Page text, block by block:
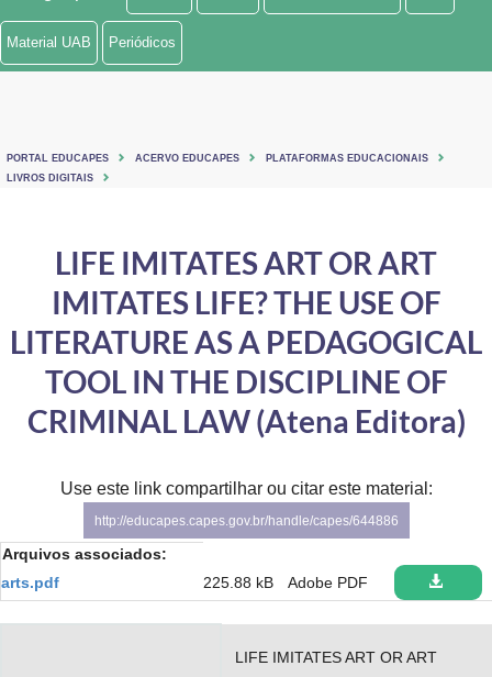
Ministério de Minas e Energia
Ministério do Turismo
Controladoria-Geral da União
Secretaria-Geral
Secretaria de Governo
Advocacia-Geral da União
Banco Central do Brasil
Material UAB Periódicos
PORTAL EDUCAPES ACERVO EDUCAPES
PLATAFORMAS EDUCACIONAIS
LIVROS DIGITAIS
LIFE IMITATES ART OR ART
IMITATES LIFE? THE USE OF
LITERATURE AS A PEDAGOGICAL
TOOL IN THE DISCIPLINE OF
CRIMINAL LAW (Atena Editora)
Use este link compartilhar ou citar este material:
http://educapes.capes.gov.br/handle/capes/644886
Arquivos associados:
arts.pdf
225.88 kB Adobe PDF
LIFE IMITATES ART OR ART